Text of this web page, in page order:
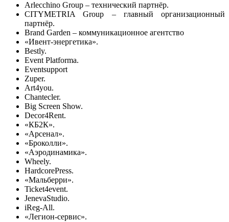
Arlecchino Group – технический партнёр.
CITYMETRIA Group – главный организационный
партнёр.
Brand Garden – коммуникационное агентство
«Ивент-энергетика».
Bestly.
Event Platformа.
Eventsupport
Zuper.
Art4you.
Сhantecler.
Big Screen Show.
Decor4Rent.
«КБ2К».
«Арсенал».
«Броколли».
«Аэродинамика».
Wheely.
HardсorePress.
«Мальберри».
Ticket4event.
JenevaStudio.
iReg-All.
«Легион-сервис».